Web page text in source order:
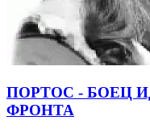
ПОРТОС - БОЕЦ
ФРОНТА